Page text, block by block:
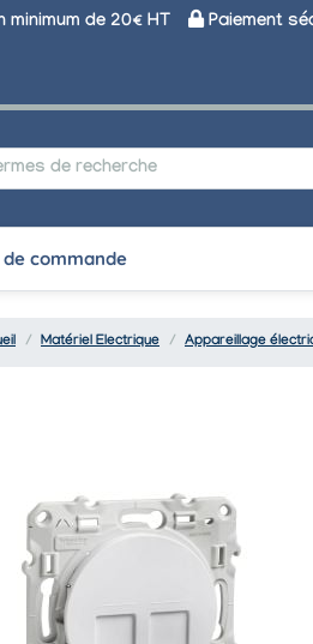
de 20€ HT Paiement
de commande
Matériel Electrique Appareillage